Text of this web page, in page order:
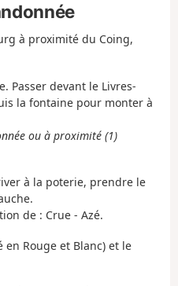
à proximité du Coing,
Passer devant le Livres-
la fontaine pour monter à
ou à proximité (1)
à la poterie, prendre le
de : Crue - Azé.
en Rouge et Blanc) et le